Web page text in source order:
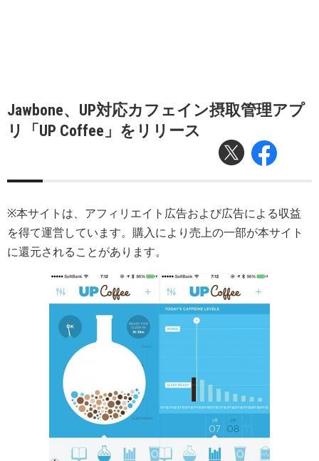
Jawbone、UP対応カフェイン摂取管理アプ
リ「UP Coffee」をリリース
※本サイトは、アフィリエイト広告および広告による収益
を得て運営しています。購入により売上の一部が本サイト
に還元されることがあります。